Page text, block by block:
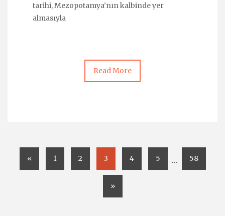
tarihi, Mezopotamya’nın kalbinde yer
almasıyla
Read More
« 1 2 3 4 5 … 58
»